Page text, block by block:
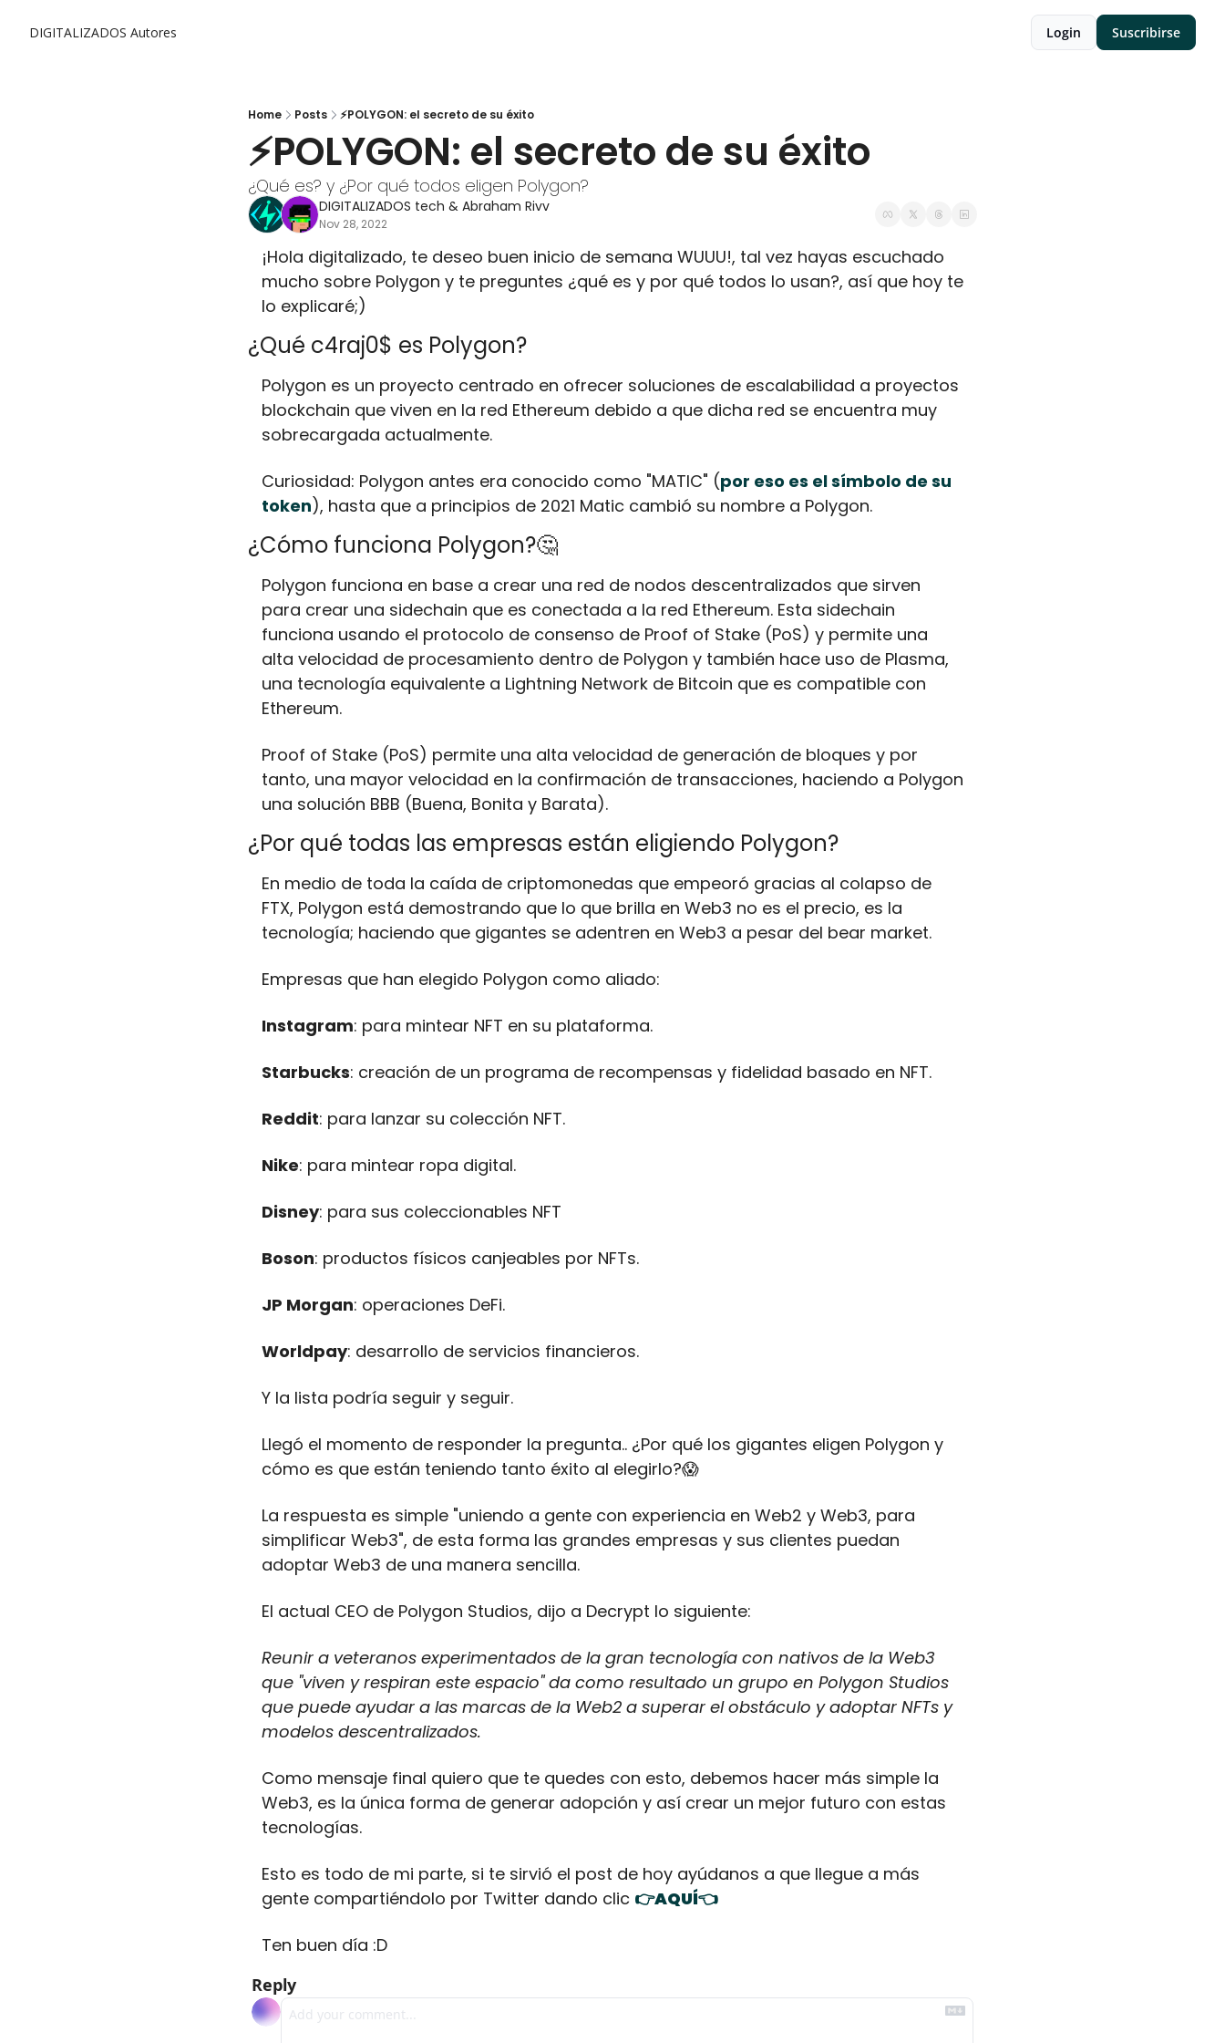
DIGITALIZADOS Autores Login Suscribirse
Home Posts ⚡POLYGON: el secreto de su éxito
⚡POLYGON: el secreto de su éxito
¿Qué es? y ¿Por qué todos eligen Polygon?
DIGITALIZADOS tech & Abraham Rivv
Nov 28, 2022
¡Hola digitalizado, te deseo buen inicio de semana WUUU!, tal vez hayas escuchado
mucho sobre Polygon y te preguntes ¿qué es y por qué todos lo usan?, así que hoy te
lo explicaré;)
¿Qué c4raj0$ es Polygon?
Polygon es un proyecto centrado en ofrecer soluciones de escalabilidad a proyectos
blockchain que viven en la red Ethereum debido a que dicha red se encuentra muy
sobrecargada actualmente.
Curiosidad: Polygon antes era conocido como "MATIC" (por eso es el símbolo de su
token), hasta que a principios de 2021 Matic cambió su nombre a Polygon.
¿Cómo funciona Polygon?🤔
Polygon funciona en base a crear una red de nodos descentralizados que sirven
para crear una sidechain que es conectada a la red Ethereum. Esta sidechain
funciona usando el protocolo de consenso de Proof of Stake (PoS) y permite una
alta velocidad de procesamiento dentro de Polygon y también hace uso de Plasma,
una tecnología equivalente a Lightning Network de Bitcoin que es compatible con
Ethereum.
Proof of Stake (PoS) permite una alta velocidad de generación de bloques y por
tanto, una mayor velocidad en la confirmación de transacciones, haciendo a Polygon
una solución BBB (Buena, Bonita y Barata).
¿Por qué todas las empresas están eligiendo Polygon?
En medio de toda la caída de criptomonedas que empeoró gracias al colapso de
FTX, Polygon está demostrando que lo que brilla en Web3 no es el precio, es la
tecnología; haciendo que gigantes se adentren en Web3 a pesar del bear market.
Empresas que han elegido Polygon como aliado:
Instagram: para mintear NFT en su plataforma.
Starbucks: creación de un programa de recompensas y fidelidad basado en NFT.
Reddit: para lanzar su colección NFT.
Nike: para mintear ropa digital.
Disney: para sus coleccionables NFT
Boson: productos físicos canjeables por NFTs.
JP Morgan: operaciones DeFi.
Worldpay: desarrollo de servicios financieros.
Y la lista podría seguir y seguir.
Llegó el momento de responder la pregunta.. ¿Por qué los gigantes eligen Polygon y
cómo es que están teniendo tanto éxito al elegirlo?😱
La respuesta es simple "uniendo a gente con experiencia en Web2 y Web3, para
simplificar Web3", de esta forma las grandes empresas y sus clientes puedan
adoptar Web3 de una manera sencilla.
El actual CEO de Polygon Studios, dijo a Decrypt lo siguiente:
Reunir a veteranos experimentados de la gran tecnología con nativos de la Web3
que "viven y respiran este espacio" da como resultado un grupo en Polygon Studios
que puede ayudar a las marcas de la Web2 a superar el obstáculo y adoptar NFTs y
modelos descentralizados.
Como mensaje final quiero que te quedes con esto, debemos hacer más simple la
Web3, es la única forma de generar adopción y así crear un mejor futuro con estas
tecnologías.
Esto es todo de mi parte, si te sirvió el post de hoy ayúdanos a que llegue a más
gente compartiéndolo por Twitter dando clic 👉AQUÍ👈
Ten buen día :D
Reply